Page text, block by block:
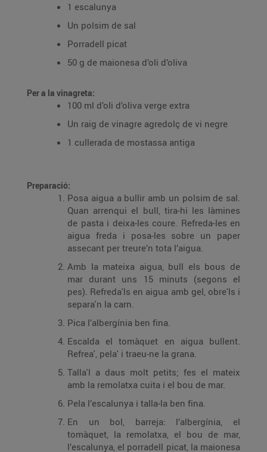
1 escalunya
Un polsim de sal
Porradell picat
50 g de maionesa d’oli d’oliva
Per a la vinagreta:
100 ml d’oli d’oliva verge extra
Un raig de vinagre agredolç de vi negre
1 cullerada de mostassa antiga
Preparació:
Posa aigua a bullir amb un polsim de sal.
Quan arrenqui el bull, tira-hi les làmines
de pasta i deixa-les coure. Refreda-les en
aigua freda i posa-les sobre un paper
assecant per treure’n tota l’aigua.
Amb la mateixa aigua, bull els bous de
mar durant uns 15 minuts (segons el
pes). Refreda'ls en aigua amb gel, obre'ls i
separa'n la carn.
Pica l’albergínia ben fina.
Escalda el tomàquet en aigua bullent.
Refrea', pela' i traeu-ne la grana.
Talla'l a daus molt petits; fes el mateix
amb la remolatxa cuita i el bou de mar.
Pela l’escalunya i talla-la ben fina.
En un bol, barreja: l’albergínia, el
tomàquet, la remolatxa, el bou de mar,
l’escalunya, el porradell picat, la maionesa